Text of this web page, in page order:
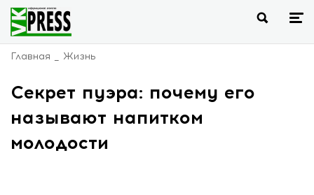
Главная Жизнь
Секрет пуэра: почему его
называют напитком
молодости